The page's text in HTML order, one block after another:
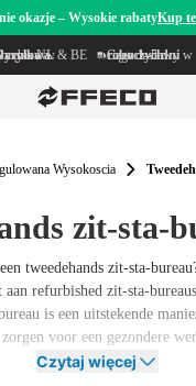
okazje – Wysokie rabatyKup
wysyłka
obrębie NL & BE Czas dostawy w ciągu
1–5 dni roboczych
Wysokoscia
zit-sta-
tweedehands zit-sta-
aan refurbished zit-sta-
is een uitstekende
voor een gezondere
tussen zitten en
Czytaj więcej